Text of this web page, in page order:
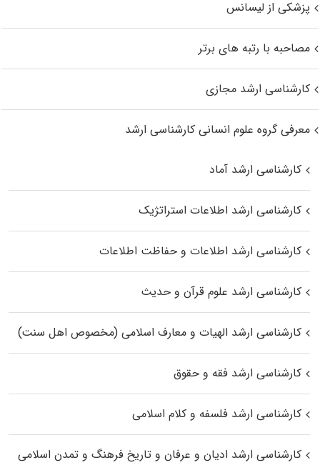
پزشکی از لیسانس
مصاحبه با رتبه های برتر
کارشناسی ارشد مجازی
معرفی گروه علوم انسانی کارشناسی ارشد
کارشناسی ارشد آماد
کارشناسی ارشد اطلاعات استراتژیک
کارشناسی ارشد اطلاعات و حفاظت اطلاعات
کارشناسی ارشد علوم قرآن و حدیث
کارشناسی ارشد الهیات و معارف اسلامی (مخصوص اهل سنت)
کارشناسی ارشد فقه و حقوق
کارشناسی ارشد فلسفه و کلام اسلامی
کارشناسی ارشد ادیان و عرفان و تاریخ فرهنگ و تمدن اسلامی